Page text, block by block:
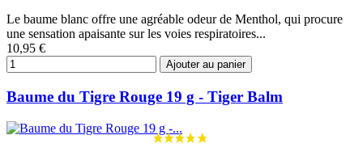
Le baume blanc offre une agréable odeur de Menthol, qui procure
une sensation apaisante sur les voies respiratoires...
10,95 €
Ajouter au panier
Baume du Tigre Rouge 19 g - Tiger Balm